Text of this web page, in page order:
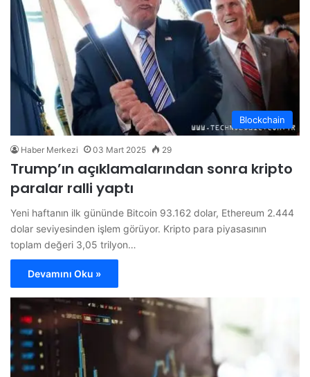
Blockchain
Haber Merkezi 03 Mart 2025 29
Trump’ın açıklamalarından sonra kripto
paralar ralli yaptı
Yeni haftanın ilk gününde Bitcoin 93.162 dolar, Ethereum 2.444
dolar seviyesinden işlem görüyor. Kripto para piyasasının
toplam değeri 3,05 trilyon…
Devamını Oku »